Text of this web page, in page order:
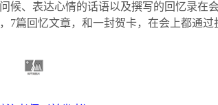
候、表达心情的话语以及撰写的回忆录在
7篇回忆文章，和一封贺卡，在会上都通过